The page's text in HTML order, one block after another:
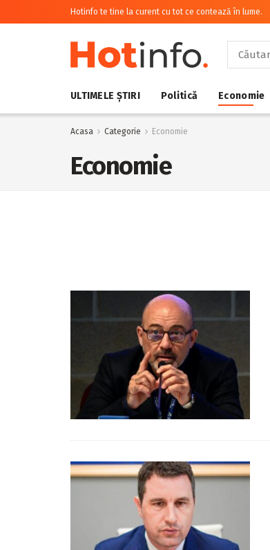
Hotinfo te tine la curent cu tot ce contează în lume.
ULTIMELE ȘTIRI Politică Economie
Acasa Categorie Economie
Economie